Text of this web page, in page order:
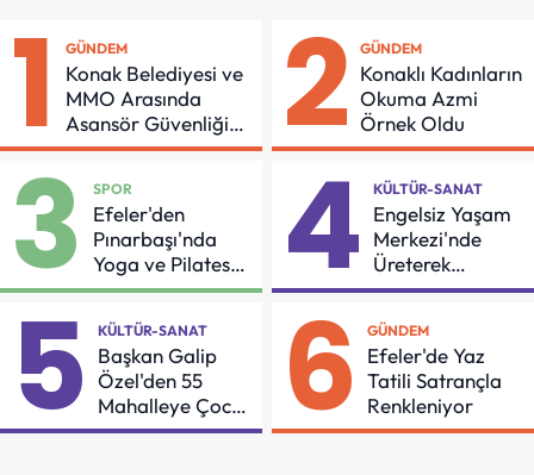
1 GÜNDEM
Konak Belediyesi ve
MMO Arasında
Asansör Güvenliği
İçin Önemli Protokol
2 GÜNDEM
Konaklı Kadınların
Okuma Azmi
Örnek Oldu
3 SPOR
Efeler'den
Pınarbaşı'nda
Yoga ve Pilates
Buluşması
4 KÜLTÜR-SANAT
Engelsiz Yaşam
Merkezi'nde
Üreterek
Güçleniyorlar
5 KÜLTÜR-SANAT
Başkan Galip
Özel'den 55
Mahalleye Çocuk
Şenliği
6 GÜNDEM
Efeler'de Yaz
Tatili Satrançla
Renkleniyor